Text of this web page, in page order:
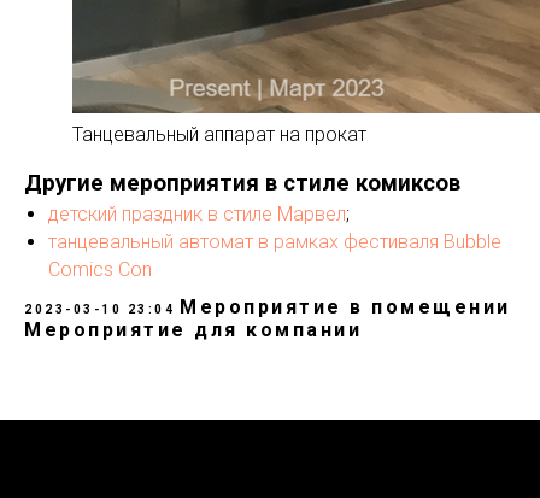
Танцевальный аппарат на прокат
Другие мероприятия в стиле комиксов
детский праздник в стиле Марвел;
танцевальный автомат в рамках фестиваля Bubble
Comics Con
2023-03-10 23:04
Мероприятие в помещении
Мероприятие для компании